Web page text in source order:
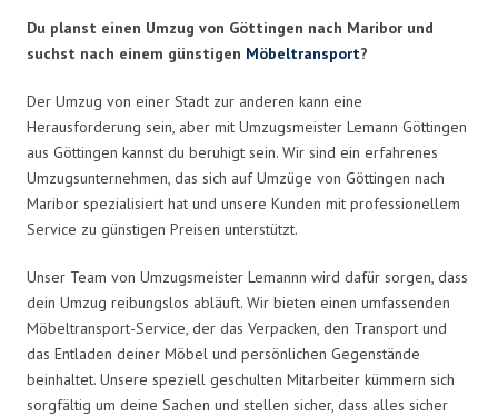
Du planst einen Umzug von Göttingen nach Maribor und
suchst nach einem günstigen Möbeltransport?
Der Umzug von einer Stadt zur anderen kann eine
Herausforderung sein, aber mit Umzugsmeister Lemann Göttingen
aus Göttingen kannst du beruhigt sein. Wir sind ein erfahrenes
Umzugsunternehmen, das sich auf Umzüge von Göttingen nach
Maribor spezialisiert hat und unsere Kunden mit professionellem
Service zu günstigen Preisen unterstützt.
Unser Team von Umzugsmeister Lemannn wird dafür sorgen, dass
dein Umzug reibungslos abläuft. Wir bieten einen umfassenden
Möbeltransport-Service, der das Verpacken, den Transport und
das Entladen deiner Möbel und persönlichen Gegenstände
beinhaltet. Unsere speziell geschulten Mitarbeiter kümmern sich
sorgfältig um deine Sachen und stellen sicher, dass alles sicher